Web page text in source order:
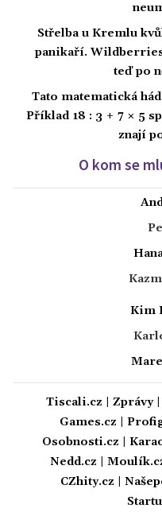
Střelba u Kremlu
panikaří.
teď po
Tato matematická
Příklad 18 : 3 + 7 × 5
znají
O kom se
Kim
Tiscali.cz Zprávy|
Games.cz
Osobnosti.cz
Nedd.cz
CZhity.cz